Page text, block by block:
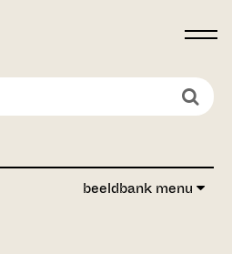
beeldbank menu